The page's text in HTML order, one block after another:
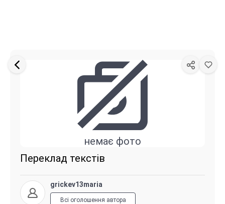
немає фото
Переклад текстів
grickev13maria
Всі оголошення автора